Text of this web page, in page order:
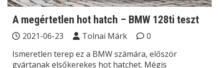
A megértetlen hot hatch – BMW 128ti teszt
2021-06-23 Tolnai Márk
0
Ismeretlen terep ez a BMW számára, először
gyártanak elsőkerekes hot hatchet. Mégis